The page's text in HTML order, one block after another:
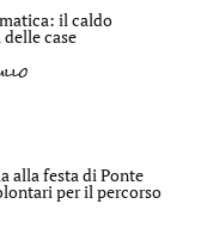
il caldo
case
alla festa di Ponte
per il percorso